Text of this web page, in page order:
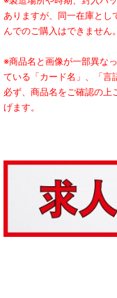
ありますが、同一在庫とし
んでのご購入はできませ
※商品名と画像が一部異な
ている「カード名」、「言
必ず、商品名をご確認の上
げます。